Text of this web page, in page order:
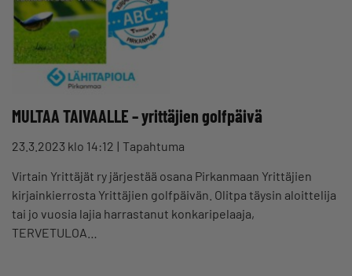
MULTAA TAIVAALLE – yrittäjien golfpäivä
23.3.2023 klo 14:12
Tapahtuma
Virtain Yrittäjät ry järjestää osana Pirkanmaan Yrittäjien
kirjainkierrosta Yrittäjien golfpäivän. Olitpa täysin aloittelija
tai jo vuosia lajia harrastanut konkaripelaaja,
TERVETULOA…